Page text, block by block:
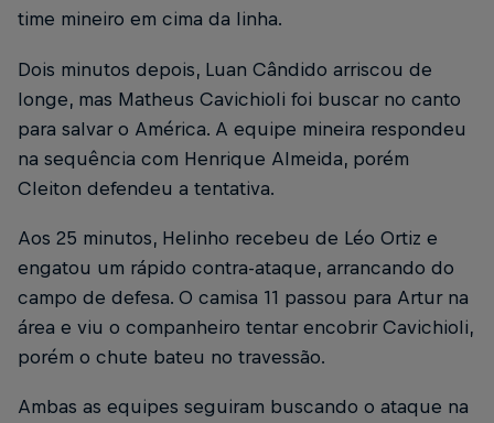
time mineiro em cima da linha.
Dois minutos depois, Luan Cândido arriscou de
longe, mas Matheus Cavichioli foi buscar no canto
para salvar o América. A equipe mineira respondeu
na sequência com Henrique Almeida, porém
Cleiton defendeu a tentativa.
Aos 25 minutos, Helinho recebeu de Léo Ortiz e
engatou um rápido contra-ataque, arrancando do
campo de defesa. O camisa 11 passou para Artur na
área e viu o companheiro tentar encobrir Cavichioli,
porém o chute bateu no travessão.
Ambas as equipes seguiram buscando o ataque na